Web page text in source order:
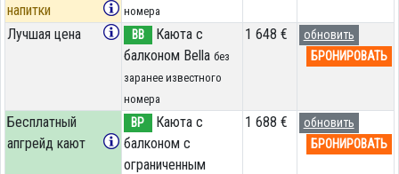
напитки
номера
Лучшая цена BB
Каюта с
балконом Bella без
заранее известного
номера
1 648 €
обновить
БРОНИРОВАТЬ
Бесплатный
апгрейд кают
BP
Каюта с
балконом c
ограниченным
1 688 €
обновить
БРОНИРОВАТЬ